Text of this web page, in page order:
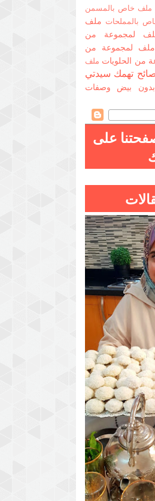
ملف خاص بالمسمن
بالمملحات ملف
لمجموعة من
ملف لمجموعة من
من الحلويات ملف
تهمك سيدتي
بيض وصفات
على